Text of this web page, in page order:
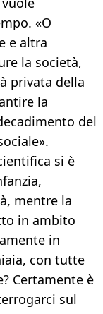
«O
e altra
la società,
privata della
la
del
si è
mentre la
in ambito
in
con tutte
Certamente è
sul